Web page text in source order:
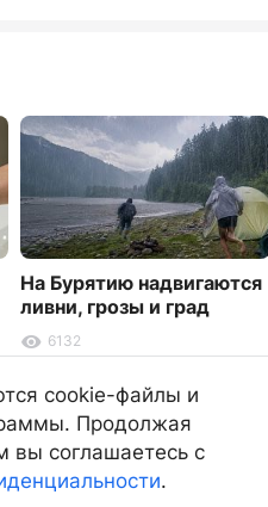
На Бурятию надвигаются
ливни, грозы и град
6132
cookie-файлы и
Продолжая
вы соглашаетесь с
.